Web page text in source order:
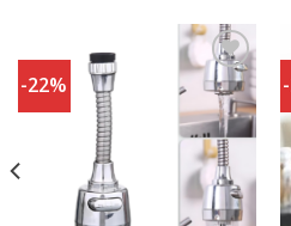
-22%
Agregar
a
Favoritos